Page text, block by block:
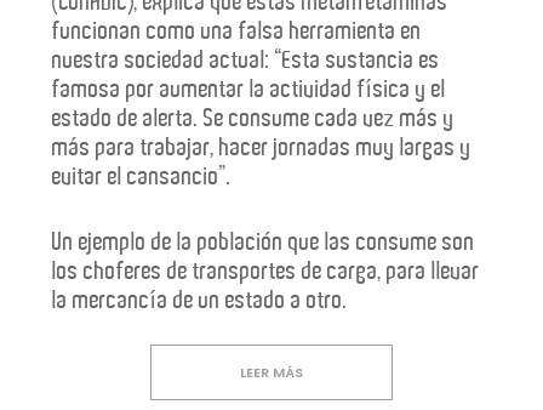
funcionan como una falsa herramienta en
nuestra sociedad actual: “Esta sustancia es
famosa por aumentar la actividad física y el
estado de alerta. Se consume cada vez más y
más para trabajar, hacer jornadas muy largas y
evitar el cansancio”.
Un ejemplo de la población que las consume son
los choferes de transportes de carga, para llevar
la mercancía de un estado a otro.
LEER MÁS